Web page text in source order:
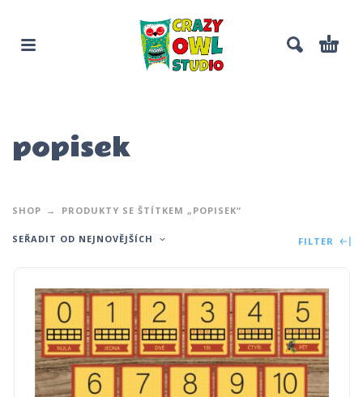
popisek
SHOP PRODUKTY SE ŠTÍTKEM „POPISEK“
SEŘADIT OD NEJNOVĚJŠÍCH FILTER